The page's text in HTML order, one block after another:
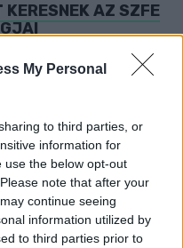
My Personal
to third parties, or
information for
use the below opt-out
note that after your
continue seeing
information utilized by
to third parties prior to
AZ SZFE
kegyenceket.
ma
a Színház- és
A